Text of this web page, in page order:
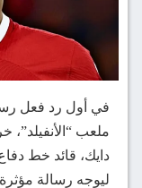
في أول رد فعل
ملعب
دايك، قائد خط
ليوجه رسالة